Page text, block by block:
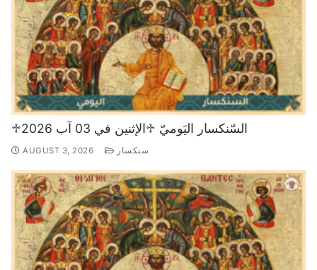
♱السّنكسار اليَوميّ ♱الإثنين في 03 آب 2026
AUGUST 3, 2026 سنكسار